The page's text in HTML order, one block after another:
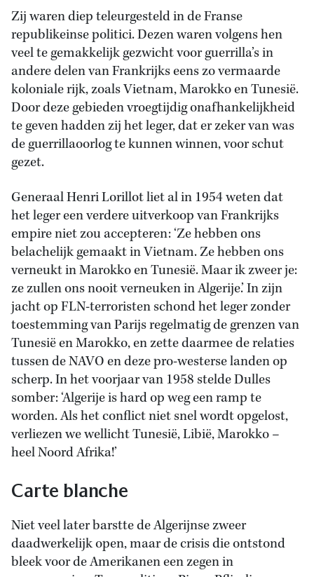
Zij waren diep teleurgesteld in de Franse
republikeinse politici. Dezen waren volgens hen
veel te gemakkelijk gezwicht voor guerrilla’s in
andere delen van Frankrijks eens zo vermaarde
koloniale rijk, zoals Vietnam, Marokko en Tunesië.
Door deze gebieden vroegtijdig onafhankelijkheid
te geven hadden zij het leger, dat er zeker van was
de guerrillaoorlog te kunnen winnen, voor schut
gezet.
Generaal Henri Lorillot liet al in 1954 weten dat
het leger een verdere uitverkoop van Frankrijks
empire niet zou accepteren: ‘Ze hebben ons
belachelijk gemaakt in Vietnam. Ze hebben ons
verneukt in Marokko en Tunesië. Maar ik zweer je:
ze zullen ons nooit verneuken in Algerije.’ In zijn
jacht op FLN-terroristen schond het leger zonder
toestemming van Parijs regelmatig de grenzen van
Tunesië en Marokko, en zette daarmee de relaties
tussen de NAVO en deze pro-westerse landen op
scherp. In het voorjaar van 1958 stelde Dulles
somber: ‘Algerije is hard op weg een ramp te
worden. Als het conflict niet snel wordt opgelost,
verliezen we wellicht Tunesië, Libië, Marokko –
heel Noord Afrika!’
Carte blanche
Niet veel later barstte de Algerijnse zweer
daadwerkelijk open, maar de crisis die ontstond
bleek voor de Amerikanen een zegen in